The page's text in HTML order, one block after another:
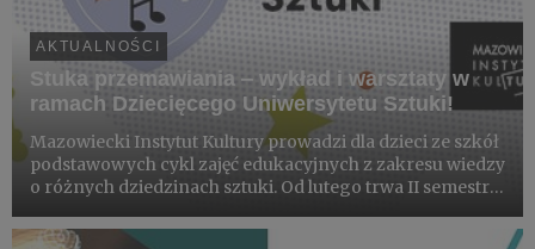
AKTUALNOŚCI
Stuka przemawiania ‒ wykład i warsztaty w
ramach Dziecięcego Uniwersytetu Sztuki!
Mazowiecki Instytut Kultury prowadzi dla dzieci ze szkół
podstawowych cykl zajęć edukacyjnych z zakresu wiedzy
o różnych dziedzinach sztuki. Od lutego trwa II semestr
na zajęcia, wciąż jeszcze można dołączyć!